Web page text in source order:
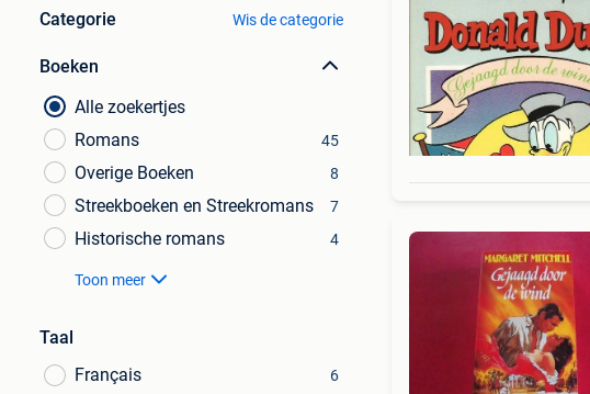
Categorie Wis de categorie
Boeken
Alle zoekertjes
Romans
45
Overige Boeken 8
Streekboeken en Streekromans 7
Historische romans 4
Toon meer
Taal
Français
6